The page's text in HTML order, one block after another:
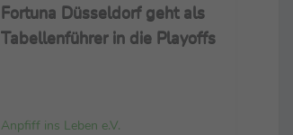
Fortuna Düsseldorf geht als
Tabellenführer in die Playoffs
Anpfiff ins Leben e.V.